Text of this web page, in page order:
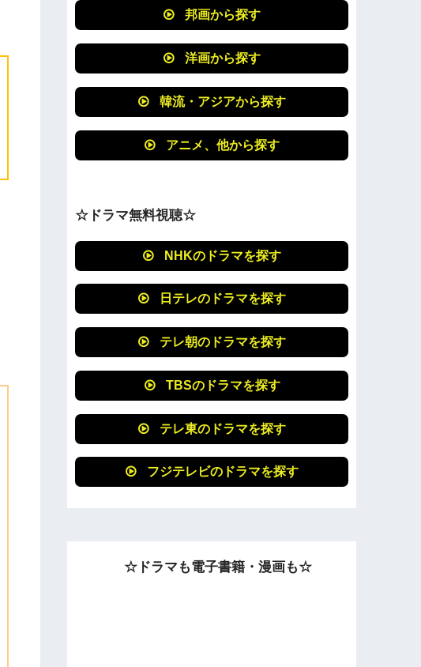
邦画から探す
洋画から探す
韓流・アジアから探す
アニメ、他から探す
☆ドラマ無料視聴☆
NHKのドラマを探す
日テレのドラマを探す
テレ朝のドラマを探す
TBSのドラマを探す
テレ東のドラマを探す
フジテレビのドラマを探す
☆ドラマも電子書籍・漫画も☆